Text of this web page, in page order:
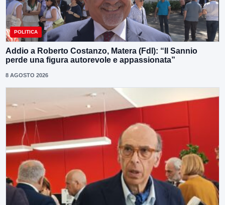
POLITICA
Addio a Roberto Costanzo, Matera (FdI): “Il Sannio
perde una figura autorevole e appassionata”
8 AGOSTO 2026